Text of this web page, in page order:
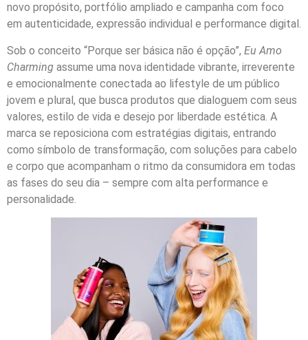
novo propósito, portfólio ampliado e campanha com foco
em autenticidade, expressão individual e performance digital.
Sob o conceito “Porque ser básica não é opção”, Eu Amo
Charming assume uma nova identidade vibrante, irreverente
e emocionalmente conectada ao lifestyle de um público
jovem e plural, que busca produtos que dialoguem com seus
valores, estilo de vida e desejo por liberdade estética. A
marca se reposiciona com estratégias digitais, entrando
como símbolo de transformação, com soluções para cabelo
e corpo que acompanham o ritmo da consumidora em todas
as fases do seu dia – sempre com alta performance e
personalidade.